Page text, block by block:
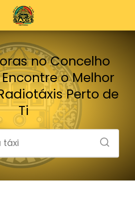
no Concelho
o Melhor
Perto de
Ti